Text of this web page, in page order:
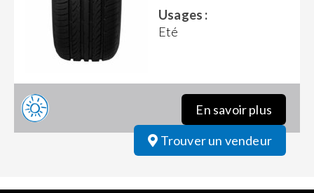
Usages :
Eté
En savoir plus
Trouver un vendeur